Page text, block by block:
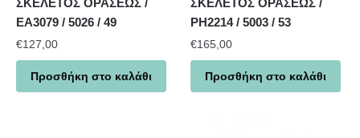
ΣΚΕΛΕΤΟΣ ΟΡΑΣΕΩΣ /
EA3079 / 5026 / 49
€127,00
Προσθήκη στο καλάθι
ΣΚΕΛΕΤΟΣ ΟΡΑΣΕΩΣ /
PH2214 / 5003 / 53
€165,00
Προσθήκη στο καλάθι